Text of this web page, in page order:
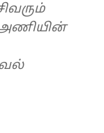
அணியின்